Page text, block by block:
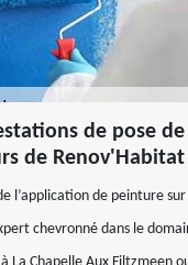
de pose
de Renov'Habitat
l’application de peinture sur
chevronné dans le